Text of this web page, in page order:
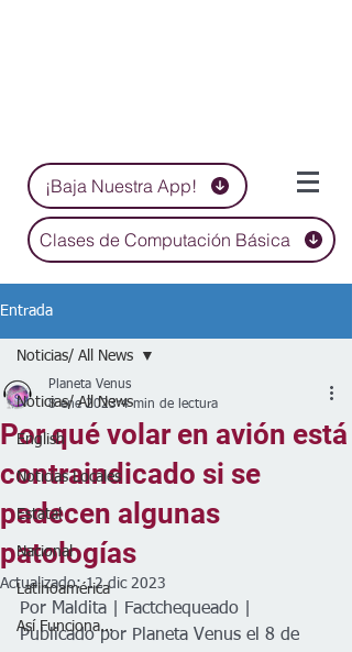
¡Baja Nuestra App!
Clases de Computación Básica
Entrada
Noticias/ All News
English
Noticias Locales
Estatal
Nacional
Latinoamérica
Así Funciona...
Noticias/ All News
Por qué volar en avión está
contraindicado si se
padecen algunas
patologías
Planeta Venus
8 ene 2023 4 min de lectura
Actualizado:12 dic 2023
Por Maldita | Factchequeado |
Publicado por Planeta Venus el 8 de